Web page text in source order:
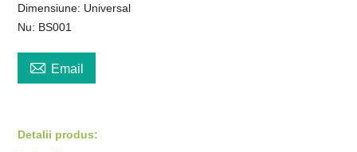
Dimensiune: Universal
Nu: BS001
 Email
Detalii produs: